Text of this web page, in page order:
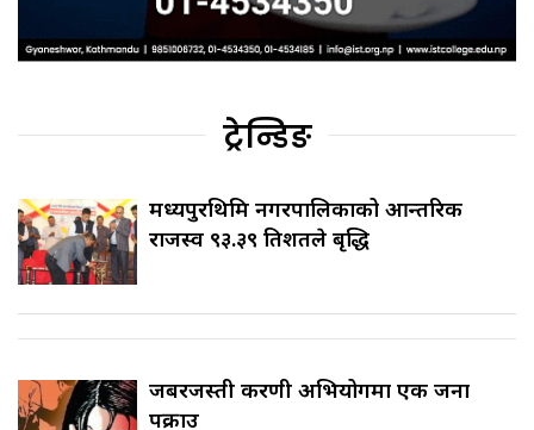
ट्रेन्डिङ
मध्यपुरथिमि नगरपालिकाको आन्तरिक
राजस्व ९३.३९ प्रतिशतले बृद्धि
जबरजस्ती करणी अभियोगमा एक जना
पक्राउ